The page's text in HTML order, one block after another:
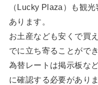
（Lucky Plaza）も観
あります。
お土産なども安くで買
でに立ち寄ることができ
為替レートは掲示板な
に確認する必要がありま